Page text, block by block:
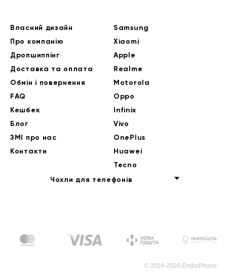
Власний дизайн
Про компанію
Дропшиппінг
Доставка та оплата
Обмін і повернення
FAQ
Кешбек
Блог
ЗМІ про нас
Контакти
Samsung
Xiaomi
Apple
Realme
Motorola
Oppo
Infinix
Vivo
OnePlus
Huawei
Tecno
Чохли для телефонів
© 2014-2026 EndorPhone